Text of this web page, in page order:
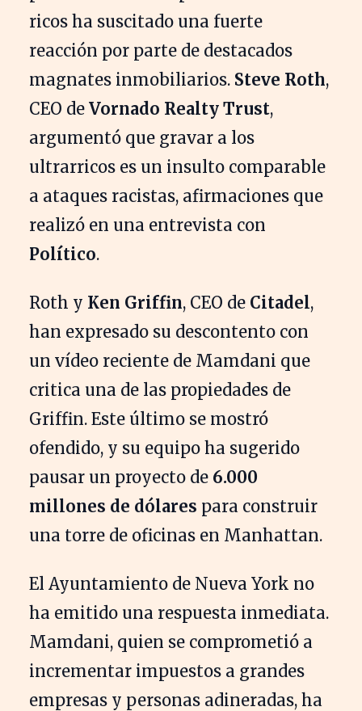
ricos ha suscitado una fuerte
reacción por parte de destacados
magnates inmobiliarios. Steve Roth,
CEO de Vornado Realty Trust,
argumentó que gravar a los
ultrarricos es un insulto comparable
a ataques racistas, afirmaciones que
realizó en una entrevista con
Político.
Roth y Ken Griffin, CEO de Citadel,
han expresado su descontento con
un vídeo reciente de Mamdani que
critica una de las propiedades de
Griffin. Este último se mostró
ofendido, y su equipo ha sugerido
pausar un proyecto de 6.000
millones de dólares para construir
una torre de oficinas en Manhattan.
El Ayuntamiento de Nueva York no
ha emitido una respuesta inmediata.
Mamdani, quien se comprometió a
incrementar impuestos a grandes
empresas y personas adineradas, ha